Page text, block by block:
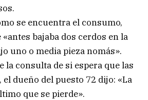
se encuentra el consumo,
bajaba dos cerdos en la
uno o media pieza nomás».
la consulta de si espera que las
dueño del puesto 72 dijo: «La
que se pierde».